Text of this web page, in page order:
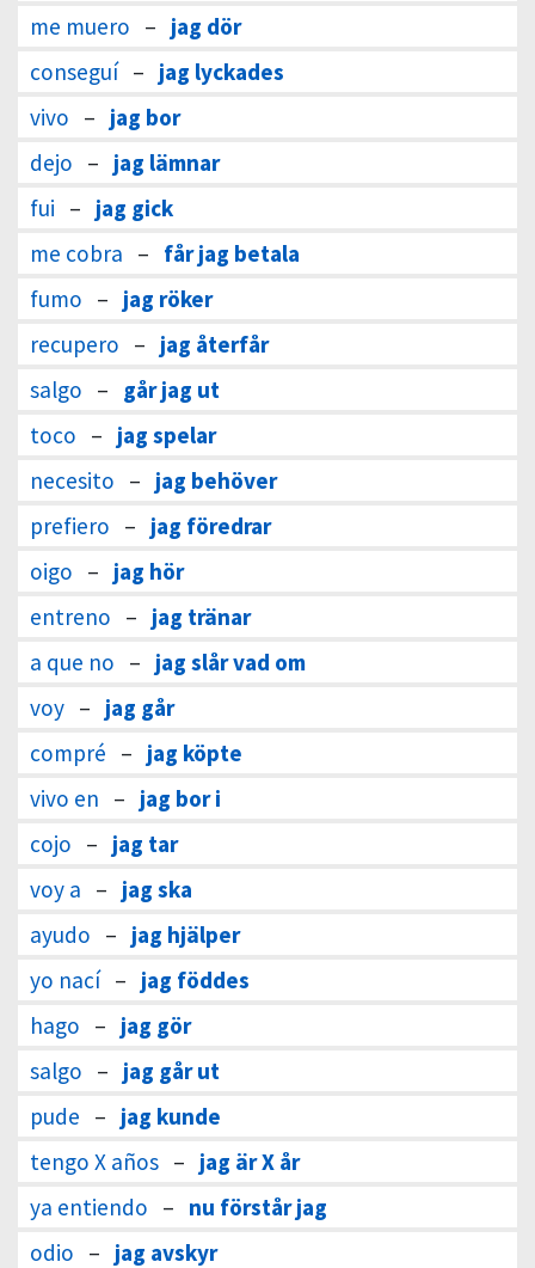
me muero – jag dör
conseguí – jag lyckades
vivo – jag bor
dejo – jag lämnar
fui – jag gick
me cobra – får jag betala
fumo – jag röker
recupero – jag återfår
salgo – går jag ut
toco – jag spelar
necesito – jag behöver
prefiero – jag föredrar
oigo – jag hör
entreno – jag tränar
a que no – jag slår vad om
voy – jag går
compré – jag köpte
vivo en – jag bor i
cojo – jag tar
voy a – jag ska
ayudo – jag hjälper
yo nací – jag föddes
hago – jag gör
salgo – jag går ut
pude – jag kunde
tengo X años – jag är X år
ya entiendo – nu förstår jag
odio – jag avskyr